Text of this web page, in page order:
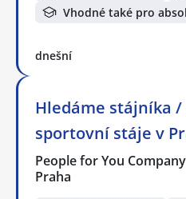
Vhodné také pro
dnešní
Hledáme stájníka
sportovní stáje v
People for You
Praha